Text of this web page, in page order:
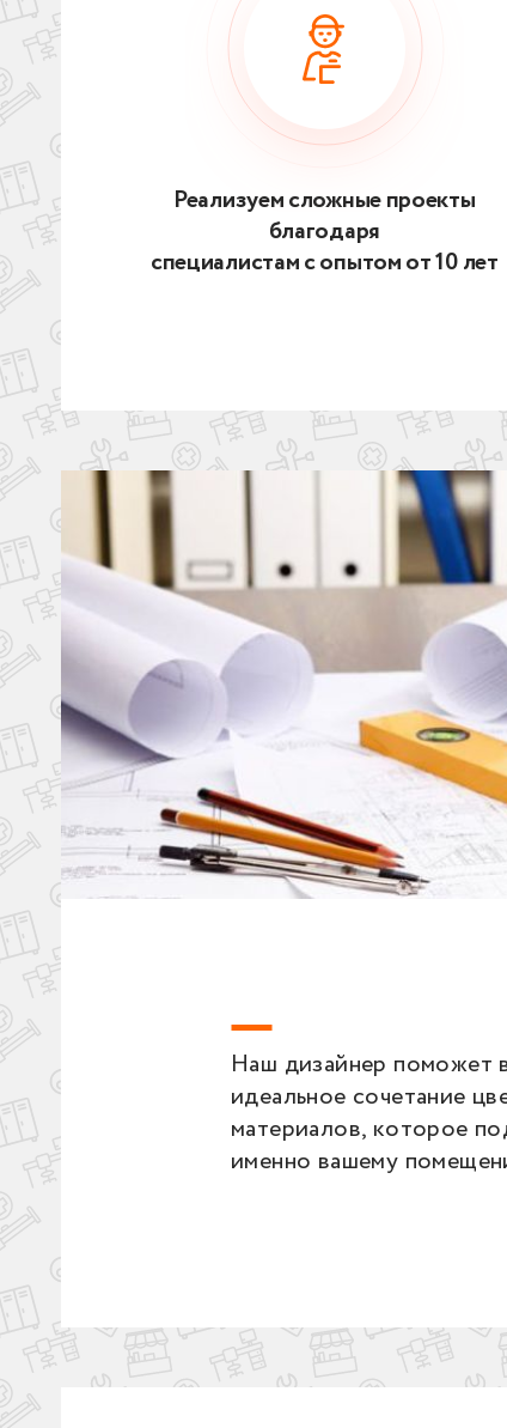
Реализуем сложные проекты
благодаря
специалистам с опытом от 10 лет
Наш дизайнер поможет
идеальное сочетание
материалов, которое
именно вашему